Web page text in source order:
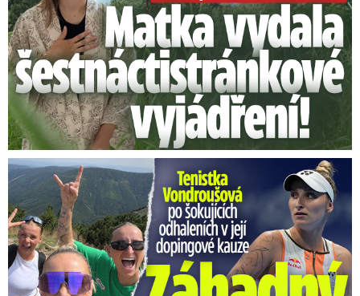
Vondroušová po šokujících odhaleních v kauze: Záhadný vzkaz!